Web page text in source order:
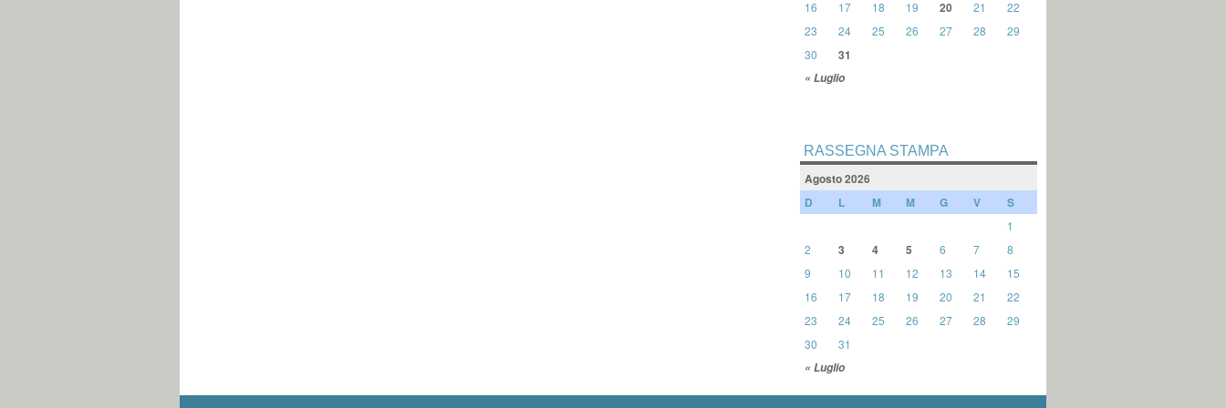
« Luglio
16
17 18 19 20 21
22
23
24 25 26 27 28
29
30
31
RASSEGNA STAMPA
Agosto 2026
D
L M M G V S
« Luglio
1
2
3 4 5 6 7
8
9
10 11 12 13 14
15
16
17 18 19 20 21
22
23
24 25 26 27 28
29
30
31